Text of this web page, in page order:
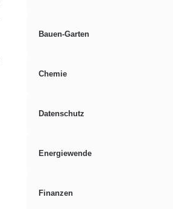
Bauen-Garten
Chemie
Datenschutz
Energiewende
Finanzen